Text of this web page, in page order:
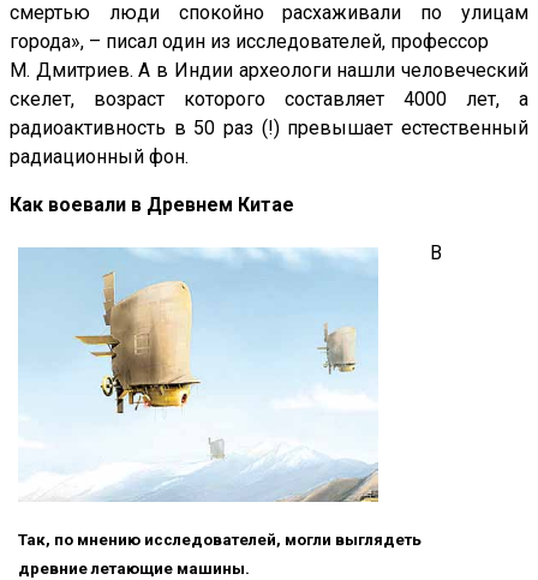
смертью люди спокойно расхаживали по улицам
города», – писал один из исследователей, профессор
М. Дмитриев. А в Индии археологи нашли человеческий
скелет, возраст которого составляет 4000 лет, а
радиоактивность в 50 раз (!) превышает естественный
радиационный фон.
Как воевали в Древнем Китае
Так, по мнению исследователей, могли выглядеть
древние летающие машины.
В